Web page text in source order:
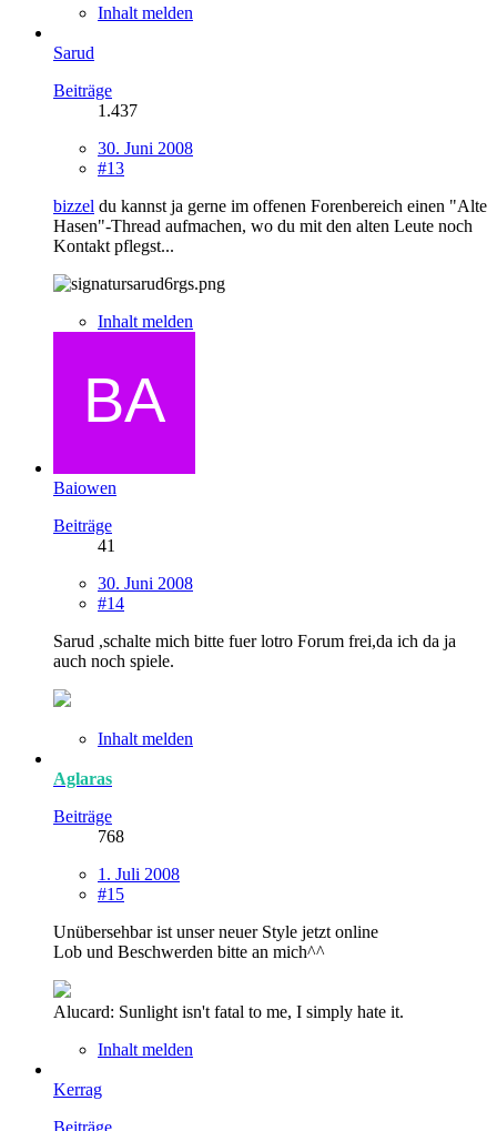
Inhalt melden
Sarud
Beiträge
1.437
30. Juni 2008
#13
bizzel du kannst ja gerne im offenen Forenbereich einen "Alte
Hasen"-Thread aufmachen, wo du mit den alten Leute noch
Kontakt pflegst...
Inhalt melden
Baiowen
Beiträge
41
30. Juni 2008
#14
Sarud ,schalte mich bitte fuer lotro Forum frei,da ich da ja
auch noch spiele.
Inhalt melden
Aglaras
Beiträge
768
1. Juli 2008
#15
Unübersehbar ist unser neuer Style jetzt online
Lob und Beschwerden bitte an mich^^
Alucard: Sunlight isn't fatal to me, I simply hate it.
Inhalt melden
Kerrag
Beiträge